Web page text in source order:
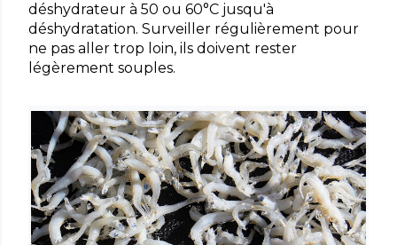
déshydrateur à 50 ou 60°C jusqu'à
déshydratation. Surveiller régulièrement pour
ne pas aller trop loin, ils doivent rester
légèrement souples.